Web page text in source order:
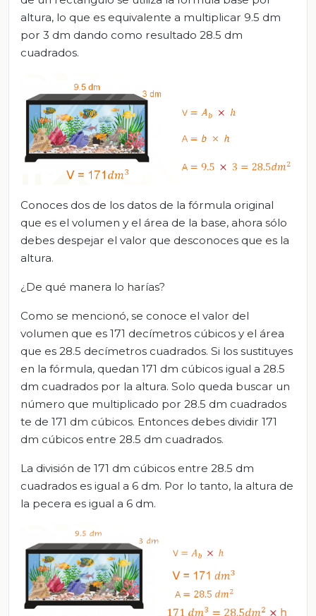
altura, lo que es equivalente a multiplicar 9.5 dm
por 3 dm dando como resultado 28.5 dm
cuadrados.
Conoces dos de los datos de la fórmula original
que es el volumen y el área de la base, ahora sólo
debes despejar el valor que desconoces que es la
altura.
¿De qué manera lo harías?
Como se mencionó, se conoce el valor del
volumen que es 171 decímetros cúbicos y el área
que es 28.5 decímetros cuadrados. Si los sustituyes
en la fórmula, quedan 171 dm cúbicos igual a 28.5
dm cuadrados por la altura. Solo queda buscar un
número que multiplicado por 28.5 dm cuadrados
te de 171 dm cúbicos. Entonces debes dividir 171
dm cúbicos entre 28.5 dm cuadrados.
La división de 171 dm cúbicos entre 28.5 dm
cuadrados es igual a 6 dm. Por lo tanto, la altura de
la pecera es igual a 6 dm.